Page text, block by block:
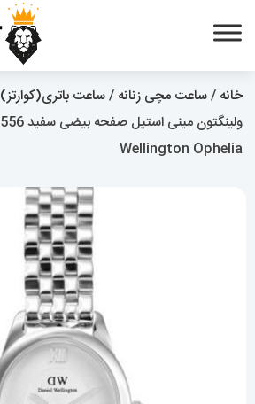
خانه /ساعت مچی زنانه /ساعت باتری(کوارتز)
Wellington Ophelia